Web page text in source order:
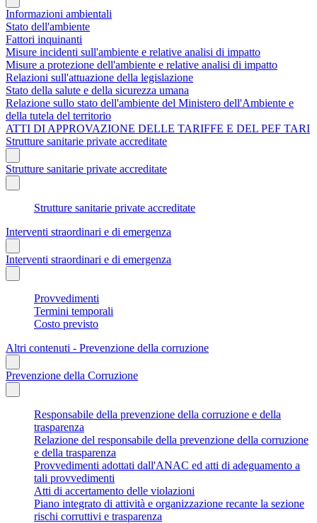
Informazioni ambientali
Stato dell'ambiente
Fattori inquinanti
Misure incidenti sull'ambiente e relative analisi di impatto
Misure a protezione dell'ambiente e relative analisi di impatto
Relazioni sull'attuazione della legislazione
Stato della salute e della sicurezza umana
Relazione sullo stato dell'ambiente del Ministero dell'Ambiente e
della tutela del territorio
ATTI DI APPROVAZIONE DELLE TARIFFE E DEL PEF TARI
Strutture sanitarie private accreditate
Strutture sanitarie private accreditate
Strutture sanitarie private accreditate
Interventi straordinari e di emergenza
Interventi straordinari e di emergenza
Provvedimenti
Termini temporali
Costo previsto
Altri contenuti - Prevenzione della corruzione
Prevenzione della Corruzione
Responsabile della prevenzione della corruzione e della
trasparenza
Relazione del responsabile della prevenzione della corruzione
e della trasparenza
Provvedimenti adottati dall'ANAC ed atti di adeguamento a
tali provvedimenti
Atti di accertamento delle violazioni
Piano integrato di attività e organizzazione recante la sezione
rischi corruttivi e trasparenza